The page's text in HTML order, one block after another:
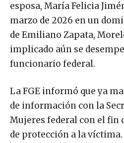
esposa, María Felicia
marzo de 2026 en un
de Emiliano Zapata,
implicado aún se
funcionario federal.
La FGE informó que ya
de información con la
Mujeres federal con el fin
de protección a la víctima.